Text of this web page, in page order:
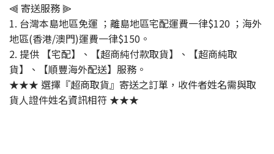
⫷ 寄送服務 ⫸
1. 台灣本島地區免運 ；離島地區宅配運費一律$120 ；海外
地區(香港/澳門)運費一律$150。
2. 提供 【宅配】、【超商純付款取貨】、【超商純取
貨】、【順豐海外配送】服務。
★★★ 選擇『超商取貨』寄送之訂單，收件者姓名需與取
貨人證件姓名資訊相符 ★★★